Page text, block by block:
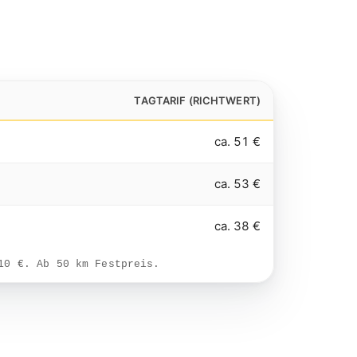
TAGTARIF (RICHTWERT)
ca. 51 €
ca. 53 €
ca. 38 €
€. Ab 50 km Festpreis.